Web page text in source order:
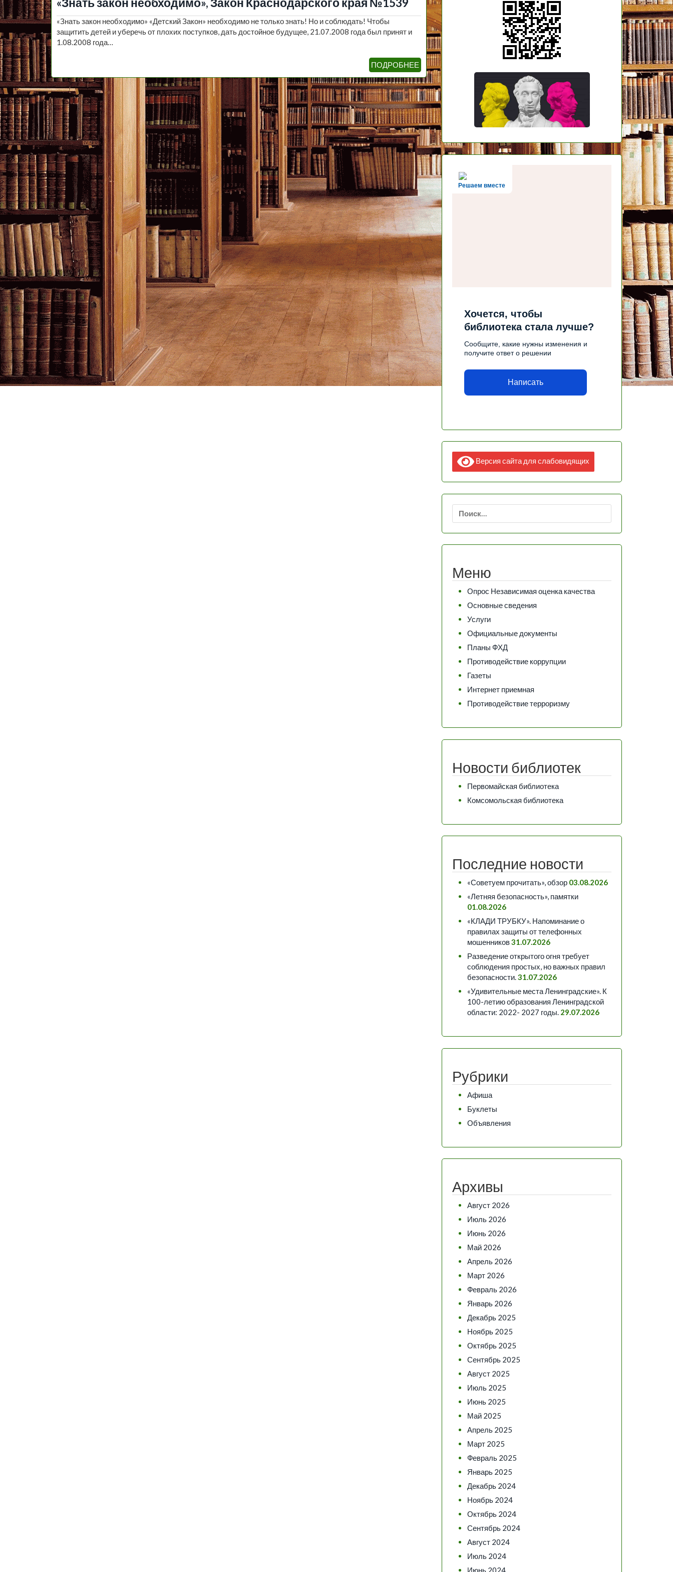
«Знать закон необходимо», Закон Краснодарского края №1539
«Знать закон необходимо» «Детский Закон» необходимо не только знать! Но и соблюдать! Чтобы
защитить детей и уберечь от плохих поступков, дать достойное будущее, 21.07.2008 года был принят и
1.08.2008 года…
ПОДРОБНЕЕ
Решаем вместе
Хочется, чтобы
библиотека стала лучше?
Сообщите, какие нужны изменения и
получите ответ о решении
Написать
Версия сайта для слабовидящих
Найти:
Меню
Опрос Независимая оценка качества
Основные сведения
Услуги
Официальные документы
Планы ФХД
Противодействие коррупции
Газеты
Интернет приемная
Противодействие терроризму
Новости библиотек
Первомайская библиотека
Комсомольская библиотека
Последние новости
«Советуем прочитать», обзор 03.08.2026
«Летняя безопасность», памятки
01.08.2026
«КЛАДИ ТРУБКУ». Напоминание о
правилах защиты от телефонных
мошенников31.07.2026
Разведение открытого огня требует
соблюдения простых, но важных правил
безопасности.31.07.2026
«Удивительные места Ленинградские». К
100-летию образования Ленинградской
области: 2022- 2027 годы. 29.07.2026
Рубрики
Афиша
Буклеты
Объявления
Архивы
Август 2026
Июль 2026
Июнь 2026
Май 2026
Апрель 2026
Март 2026
Февраль 2026
Январь 2026
Декабрь 2025
Ноябрь 2025
Октябрь 2025
Сентябрь 2025
Август 2025
Июль 2025
Июнь 2025
Май 2025
Апрель 2025
Март 2025
Февраль 2025
Январь 2025
Декабрь 2024
Ноябрь 2024
Октябрь 2024
Сентябрь 2024
Август 2024
Июль 2024
Июнь 2024